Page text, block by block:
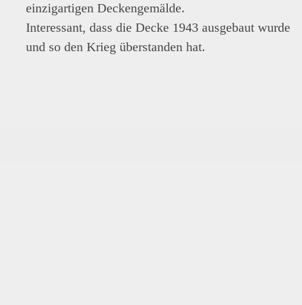
einzigartigen Deckengemälde.
Interessant, dass die Decke 1943 ausgebaut wurde
und so den Krieg überstanden hat.